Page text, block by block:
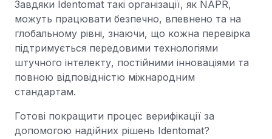
Завдяки Identomat такі організації, як NAPR,
можуть працювати безпечно, впевнено та на
глобальному рівні, знаючи, що кожна перевірка
підтримується передовими технологіями
штучного інтелекту, постійними інноваціями та
повною відповідністю міжнародним
стандартам.
Готові покращити процес верифікації за
допомогою надійних рішень Identomat?